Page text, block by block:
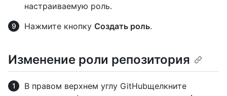
настраиваемую роль.
Нажмите кнопку Создать роль.
Изменение роли репозитория
В правом верхнем углу GitHubщелкните